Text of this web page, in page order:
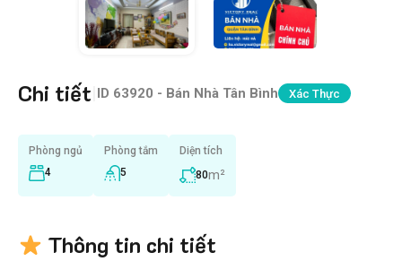
Chi tiết ID 63920 - Bán Nhà Tân Bình Xác Thực
Phòng ngủ
4
Phòng tắm
5
Diện tích
80m²
Thông tin chi tiết